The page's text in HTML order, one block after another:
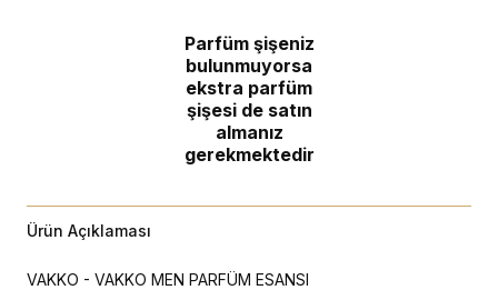
Parfüm şişeniz
bulunmuyorsa
ekstra parfüm
şişesi de satın
almanız
gerekmektedir
Ürün Açıklaması
VAKKO - VAKKO MEN PARFÜM ESANSI